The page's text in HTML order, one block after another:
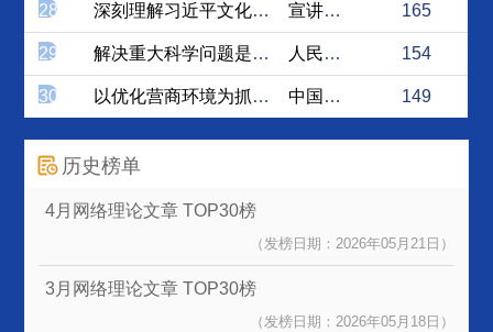
28 深刻理解习近平文化思想的理... 宣讲家网 165
29 解决重大科学问题是科研工作... 人民论坛网 154
30 以优化营商环境为抓手，推动... 中国日报网 149
历史榜单
4月网络理论文章 TOP30榜
（发榜日期：2026年05月21日）
3月网络理论文章 TOP30榜
（发榜日期：2026年05月18日）